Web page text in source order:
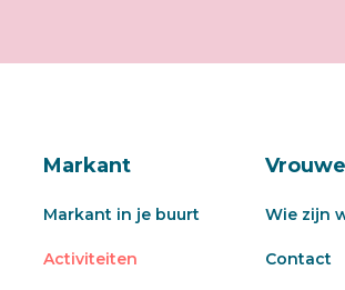
Markant
Markant in je buurt
Activiteiten
Wie zijn
Contact